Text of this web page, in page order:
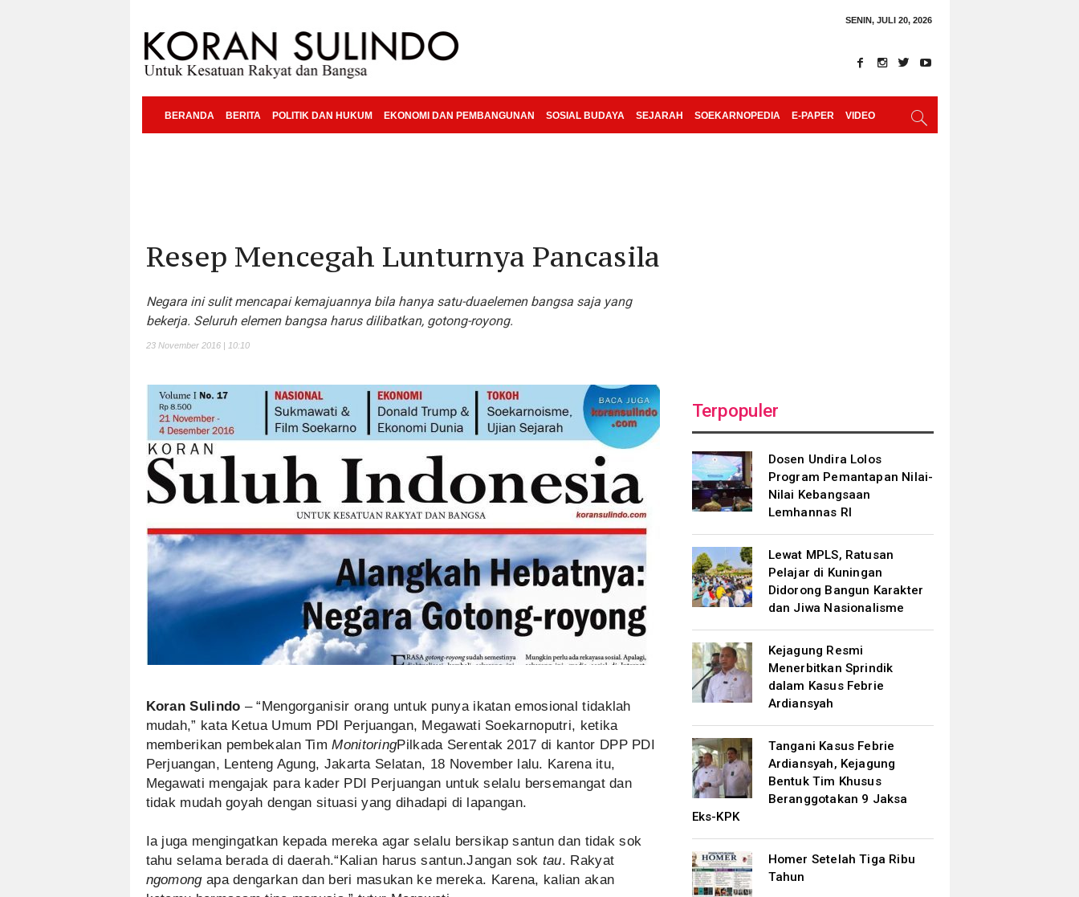
SENIN, JULI 20, 2026
BERANDA BERITA POLITIK DAN HUKUM EKONOMI DAN PEMBANGUNAN SOSIAL BUDAYA SEJARAH SOEKARNOPEDIA E-PAPER VIDEO
Resep Mencegah Lunturnya Pancasila
Negara ini sulit mencapai kemajuannya bila hanya satu-duaelemen bangsa saja yang
bekerja. Seluruh elemen bangsa harus dilibatkan, gotong-royong.
23 November 2016 | 10:10
Koran Sulindo – “Mengorganisir orang untuk punya ikatan emosional tidaklah
mudah,” kata Ketua Umum PDI Perjuangan, Megawati Soekarnoputri, ketika
memberikan pembekalan TimMonitoringPilkada Serentak 2017 di kantor DPP PDI
Perjuangan, Lenteng Agung, Jakarta Selatan, 18 November lalu. Karena itu,
Megawati mengajak para kader PDI Perjuangan untuk selalu bersemangat dan
tidak mudah goyah dengan situasi yang dihadapi di lapangan.
Ia juga mengingatkan kepada mereka agar selalu bersikap santun dan tidak sok
tahu selama berada di daerah.“Kalian harus santun.Jangan sok tau. Rakyat
ngomongapa dengarkan dan beri masukan ke mereka. Karena, kalian akan
Terpopuler
Dosen Undira Lolos
Program Pemantapan Nilai-
Nilai Kebangsaan
Lemhannas RI
Lewat MPLS, Ratusan
Pelajar di Kuningan
Didorong Bangun Karakter
dan Jiwa Nasionalisme
Kejagung Resmi
Menerbitkan Sprindik
dalam Kasus Febrie
Ardiansyah
Tangani Kasus Febrie
Ardiansyah, Kejagung
Bentuk Tim Khusus
Beranggotakan 9 Jaksa
Eks-KPK
Homer Setelah Tiga Ribu
Tahun